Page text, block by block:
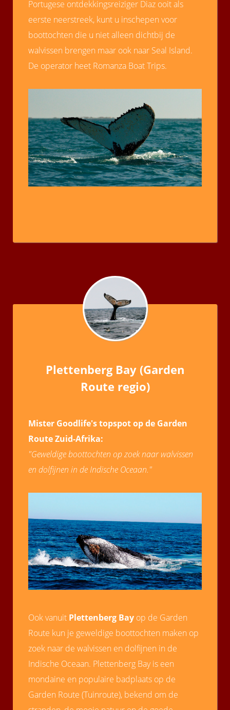
Portugese ontdekkingsreiziger Diaz ooit als
eerste neerstreek, kunt u inschepen voor
boottochten die u niet alleen dichtbij de
walvissen brengen maar ook naar Seal Island.
De operator heet Romanza Boat Trips.
Plettenberg Bay (Garden
Route regio)
Mister Goodlife's topspot op de Garden
Route Zuid-Afrika:
"Geweldige boottochten op zoek naar walvissen
en dolfijnen in de Indische Oceaan."
Ook vanuit Plettenberg Bay op de Garden
Route kun je geweldige boottochten maken op
zoek naar de walvissen en dolfijnen in de
Indische Oceaan. Plettenberg Bay is een
mondaine en populaire badplaats op de
Garden Route (Tuinroute), bekend om de